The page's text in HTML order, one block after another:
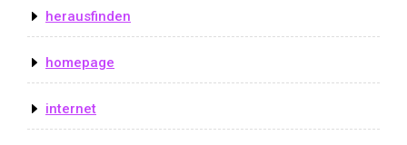
herausfinden
homepage
internet